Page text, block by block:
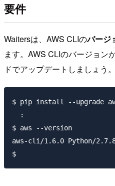
要件
Waitersは、AWS CLIのバージ
ます。AWS CLIのバージョン
ドでアップデートしましょう。
$ pip install --upgrade
  :
$ aws --version
aws-cli/1.6.0 Python/